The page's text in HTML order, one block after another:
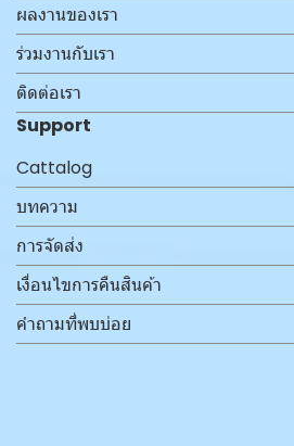
ผลงานของเรา
ร่วมงานกับเรา
ติดต่อเรา
Support
Cattalog
บทความ
การจัดส่ง
เงื่อนไขการคืนสินค้า
คำถามที่พบบ่อย